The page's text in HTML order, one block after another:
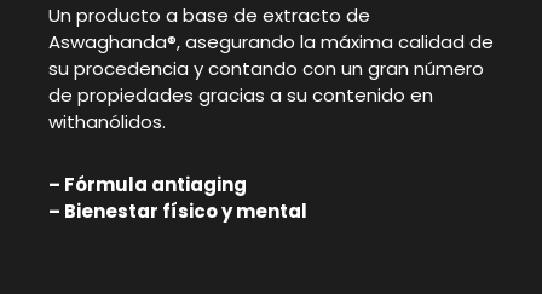
Un producto a base de extracto de
Aswaghanda®, asegurando la máxima calidad de
su procedencia y contando con un gran número
de propiedades gracias a su contenido en
withanólidos.
– Fórmula antiaging
– Bienestar físico y mental